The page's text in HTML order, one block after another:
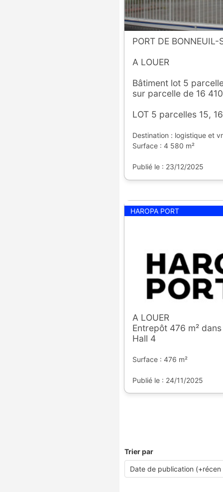
PORT DE BONNEUIL-
A LOUER
Bâtiment lot 5
sur parcelle de 16
LOT 5 parcelles 15,
Destination : logistique et
Surface : 4 580 m²
Publié le : 23/12/2025
HAROPA PORT
A LOUER
Entrepôt 476 m²
Hall 4
Surface : 476 m²
Publié le : 24/11/2025
Trier par